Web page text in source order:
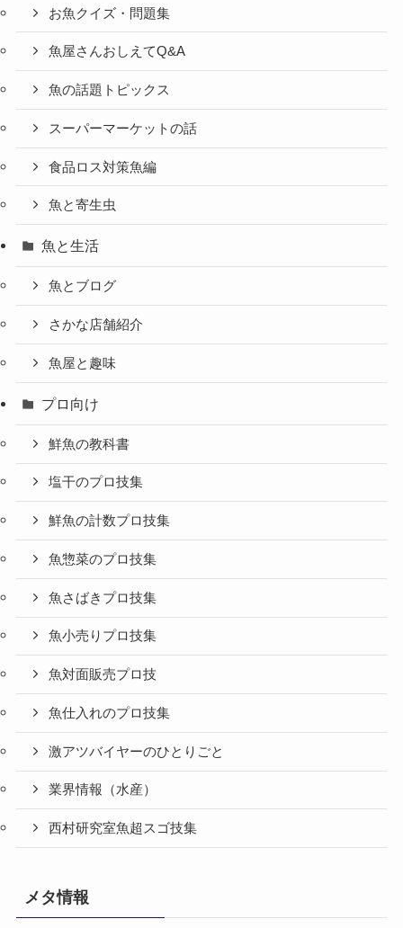
お魚クイズ・問題集
魚屋さんおしえてQ&A
魚の話題トピックス
スーパーマーケットの話
食品ロス対策魚編
魚と寄生虫
魚と生活
魚とブログ
さかな店舗紹介
魚屋と趣味
プロ向け
鮮魚の教科書
塩干のプロ技集
鮮魚の計数プロ技集
魚惣菜のプロ技集
魚さばきプロ技集
魚小売りプロ技集
魚対面販売プロ技
魚仕入れのプロ技集
激アツバイヤーのひとりごと
業界情報（水産）
西村研究室魚超スゴ技集
メタ情報